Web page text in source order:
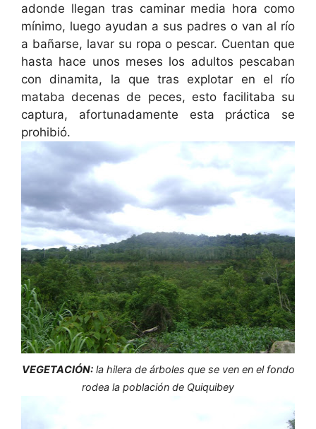
adonde llegan tras caminar media hora como
mínimo, luego ayudan a sus padres o van al río
a bañarse, lavar su ropa o pescar. Cuentan que
hasta hace unos meses los adultos pescaban
con dinamita, la que tras explotar en el río
mataba decenas de peces, esto facilitaba su
captura, afortunadamente esta práctica se
prohibió.
VEGETACIÓN:la hilera de árboles que se ven en el fondo
rodea la población de Quiquibey